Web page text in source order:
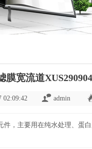
膜宽流道
02:09:42 admin
件，主要用在纯水处理、蛋